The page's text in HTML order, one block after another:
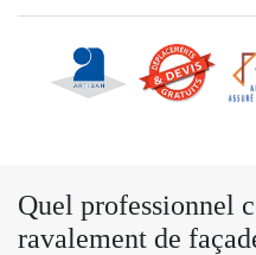
Quel professionnel
ravalement de